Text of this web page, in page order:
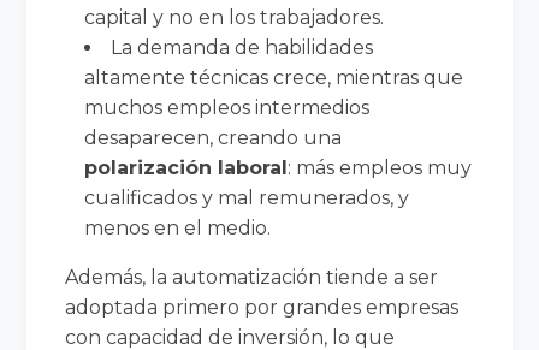
capital y no en los trabajadores.
La demanda de habilidades
altamente técnicas crece, mientras que
muchos empleos intermedios
desaparecen, creando una
polarización laboral: más empleos muy
cualificados y mal remunerados, y
menos en el medio.
Además, la automatización tiende a ser
adoptada primero por grandes empresas
con capacidad de inversión, lo que